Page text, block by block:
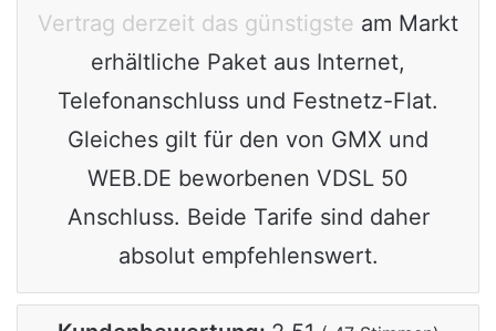
Vertrag derzeit das günstigste am Markt
erhältliche Paket aus Internet,
Telefonanschluss und Festnetz-Flat.
Gleiches gilt für den von GMX und
WEB.DE beworbenen VDSL 50
Anschluss. Beide Tarife sind daher
absolut empfehlenswert.